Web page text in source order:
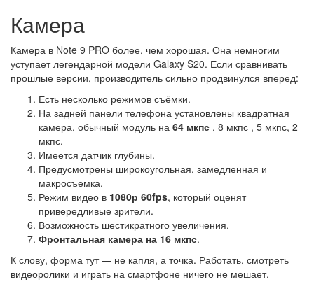
Камера
Камера в Note 9 PRO более, чем хорошая. Она немногим
уступает легендарной модели Galaxy S20. Если сравнивать
прошлые версии, производитель сильно продвинулся вперед:
Есть несколько режимов съёмки.
На задней панели телефона установлены квадратная
камера, обычный модуль на 64 мкпс , 8 мкпс , 5 мкпс, 2
мкпс.
Имеется датчик глубины.
Предусмотрены широкоугольная, замедленная и
макросъемка.
Режим видео в 1080р 60fps, который оценят
привередливые зрители.
Возможность шестикратного увеличения.
Фронтальная камера на 16 мкпс.
К слову, форма тут — не капля, а точка. Работать, смотреть
видеоролики и играть на смартфоне ничего не мешает.